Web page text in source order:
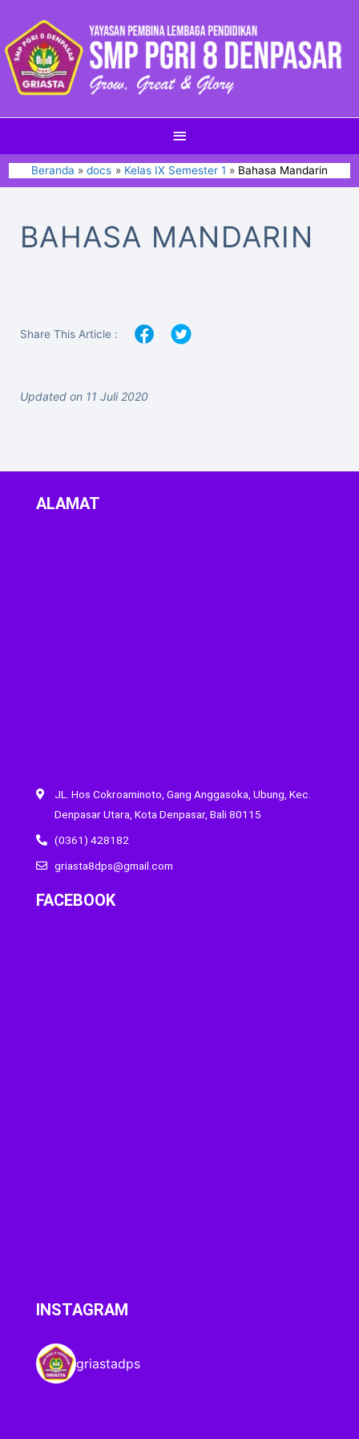
Beranda docs Kelas IX Semester 1 Bahasa Mandarin
BAHASA MANDARIN
Share This Article :
Updated on 11 Juli 2020
ALAMAT
JL. Hos Cokroaminoto, Gang Anggasoka, Ubung, Kec.
Denpasar Utara, Kota Denpasar, Bali 80115
(0361) 428182
griasta8dps@gmail.com
FACEBOOK
INSTAGRAM
griastadps